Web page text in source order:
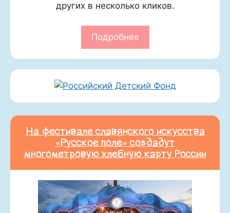
других в несколько кликов.
Подробнее
На фестивале славянского искусства
«Русское поле» создадут
многометровую хлебную карту России